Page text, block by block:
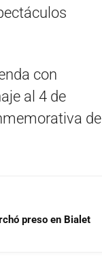
con
al 4 de
del
preso en Bialet